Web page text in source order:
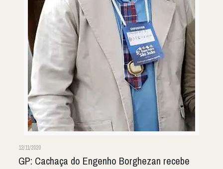
12/11/2020
GP: Cachaça do Engenho Borghezan recebe